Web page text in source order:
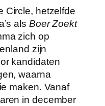
Circle, hetzelfde
als Boer Zoekt
zich op
zijn
kandidaten
waarna
maken. Vanaf
in december